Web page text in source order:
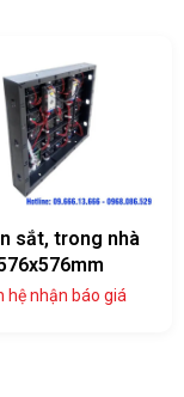
sắt, trong nhà
hệ nhận báo giá